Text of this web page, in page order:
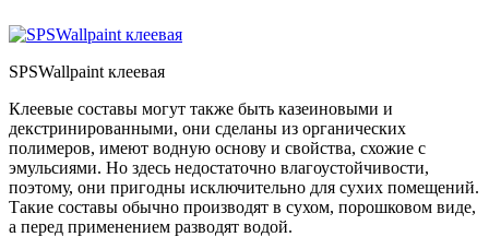
SPSWallpaint клеевая
Клеевые составы могут также быть казеиновыми и
декстринированными, они сделаны из органических
полимеров, имеют водную основу и свойства, схожие с
эмульсиями. Но здесь недостаточно влагоустойчивости,
поэтому, они пригодны исключительно для сухих помещений.
Такие составы обычно производят в сухом, порошковом виде,
а перед применением разводят водой.